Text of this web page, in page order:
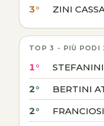
3° ZINI
TOP 3 - PIÙ PODI
1°
2° BERTINI
2°